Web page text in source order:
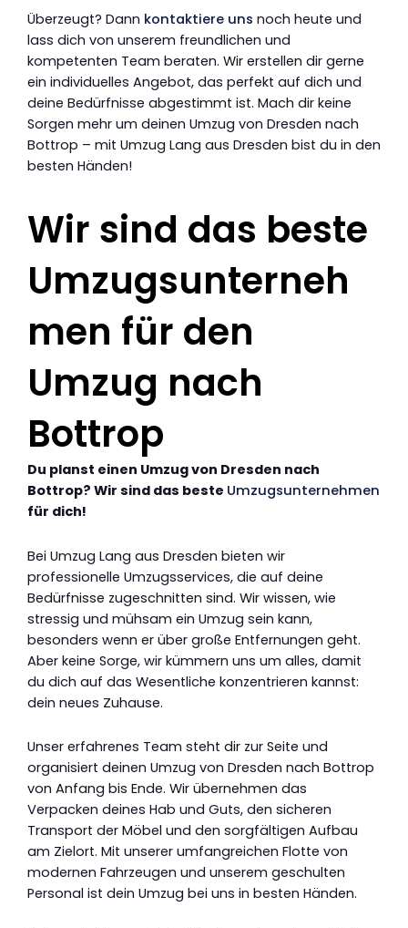
Überzeugt? Dann kontaktiere uns noch heute und
lass dich von unserem freundlichen und
kompetenten Team beraten. Wir erstellen dir gerne
ein individuelles Angebot, das perfekt auf dich und
deine Bedürfnisse abgestimmt ist. Mach dir keine
Sorgen mehr um deinen Umzug von Dresden nach
Bottrop – mit Umzug Lang aus Dresden bist du in den
besten Händen!
Wir sind das beste
Umzugsunterneh
men für den
Umzug nach
Bottrop
Du planst einen Umzug von Dresden nach
Bottrop? Wir sind das beste Umzugsunternehmen
für dich!
Bei Umzug Lang aus Dresden bieten wir
professionelle Umzugsservices, die auf deine
Bedürfnisse zugeschnitten sind. Wir wissen, wie
stressig und mühsam ein Umzug sein kann,
besonders wenn er über große Entfernungen geht.
Aber keine Sorge, wir kümmern uns um alles, damit
du dich auf das Wesentliche konzentrieren kannst:
dein neues Zuhause.
Unser erfahrenes Team steht dir zur Seite und
organisiert deinen Umzug von Dresden nach Bottrop
von Anfang bis Ende. Wir übernehmen das
Verpacken deines Hab und Guts, den sicheren
Transport der Möbel und den sorgfältigen Aufbau
am Zielort. Mit unserer umfangreichen Flotte von
modernen Fahrzeugen und unserem geschulten
Personal ist dein Umzug bei uns in besten Händen.